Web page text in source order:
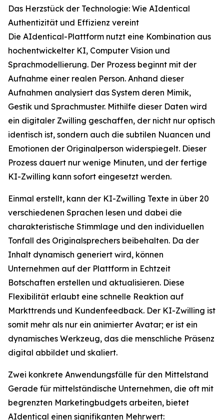
Das Herzstück der Technologie: Wie AIdentical
Authentizität und Effizienz vereint
Die AIdentical-Plattform nutzt eine Kombination aus
hochentwickelter KI, Computer Vision und
Sprachmodellierung. Der Prozess beginnt mit der
Aufnahme einer realen Person. Anhand dieser
Aufnahmen analysiert das System deren Mimik,
Gestik und Sprachmuster. Mithilfe dieser Daten wird
ein digitaler Zwilling geschaffen, der nicht nur optisch
identisch ist, sondern auch die subtilen Nuancen und
Emotionen der Originalperson widerspiegelt. Dieser
Prozess dauert nur wenige Minuten, und der fertige
KI-Zwilling kann sofort eingesetzt werden.
Einmal erstellt, kann der KI-Zwilling Texte in über 20
verschiedenen Sprachen lesen und dabei die
charakteristische Stimmlage und den individuellen
Tonfall des Originalsprechers beibehalten. Da der
Inhalt dynamisch generiert wird, können
Unternehmen auf der Plattform in Echtzeit
Botschaften erstellen und aktualisieren. Diese
Flexibilität erlaubt eine schnelle Reaktion auf
Markttrends und Kundenfeedback. Der KI-Zwilling ist
somit mehr als nur ein animierter Avatar; er ist ein
dynamisches Werkzeug, das die menschliche Präsenz
digital abbildet und skaliert.
Zwei konkrete Anwendungsfälle für den Mittelstand
Gerade für mittelständische Unternehmen, die oft mit
begrenzten Marketingbudgets arbeiten, bietet
AIdentical einen signifikanten Mehrwert: